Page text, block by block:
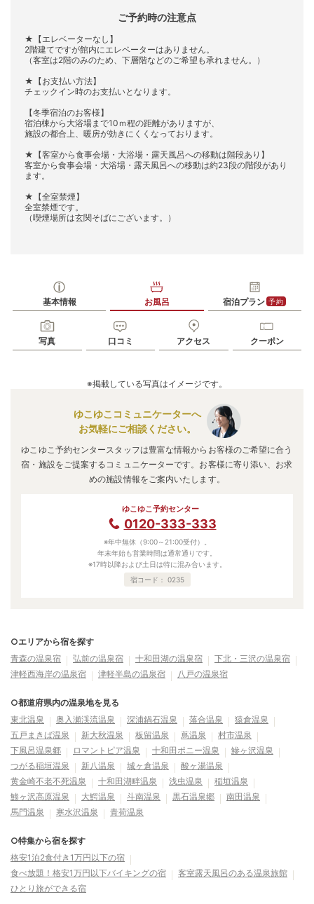
ご予約時の注意点
★【エレベーターなし】
2階建てですが館内にエレベーターはありません。
（客室は2階のみのため、下層階などのご希望も承れません。）
★【お支払い方法】
チェックイン時のお支払いとなります。
【冬季宿泊のお客様】
宿泊棟から大浴場まで10ｍ程の距離がありますが、
施設の都合上、暖房が効きにくくなっております。
★【客室から食事会場・大浴場・露天風呂への移動は階段あり】
客室から食事会場・大浴場・露天風呂への移動は約23段の階段があり
ます。
★【全室禁煙】
全室禁煙です。
（喫煙場所は玄関そばにございます。）
基本情報 お風呂 宿泊プラン 予約
写真 口コミ アクセス クーポン
※掲載している写真はイメージです。
ゆこゆこコミュニケーターへ
お気軽にご相談ください。
ゆこゆこ予約センタースタッフは豊富な情報からお客様のご希望に合う
宿・施設をご提案するコミュニケーターです。お客様に寄り添い、お求
めの施設情報をご案内いたします。
ゆこゆこ予約センター
0120-333-333
※年中無休（9:00～21:00受付）。
年末年始も営業時間は通常通りです。
※17時以降および土日は特に混み合います。
宿コード： 0235
○エリアから宿を探す
青森の温泉宿
弘前の温泉宿 十和田湖の温泉宿
下北・三沢の温泉宿
津軽西海岸の温泉宿
津軽半島の温泉宿 八戸の温泉宿
○都道府県内の温泉地を見る
東北温泉
奥入瀬渓流温泉 深浦鍋石温泉 落合温泉
猿倉温泉
五戸まきば温泉
新大秋温泉 板留温泉 蔦温泉
村市温泉
下風呂温泉郷
ロマントピア温泉 十和田ポニー温泉
鰺ヶ沢温泉
つがる稲垣温泉
新八温泉 城ヶ倉温泉
酸ヶ湯温泉
黄金崎不老不死温泉
十和田湖畔温泉 浅虫温泉
稲垣温泉
鯵ヶ沢高原温泉
大鰐温泉 斗南温泉 黒石温泉郷
南田温泉
馬門温泉
寒水沢温泉 青荷温泉
○特集から宿を探す
格安1泊2食付き1万円以下の宿
食べ放題！格安1万円以下バイキングの宿
客室露天風呂のある温泉旅館
ひとり旅ができる宿